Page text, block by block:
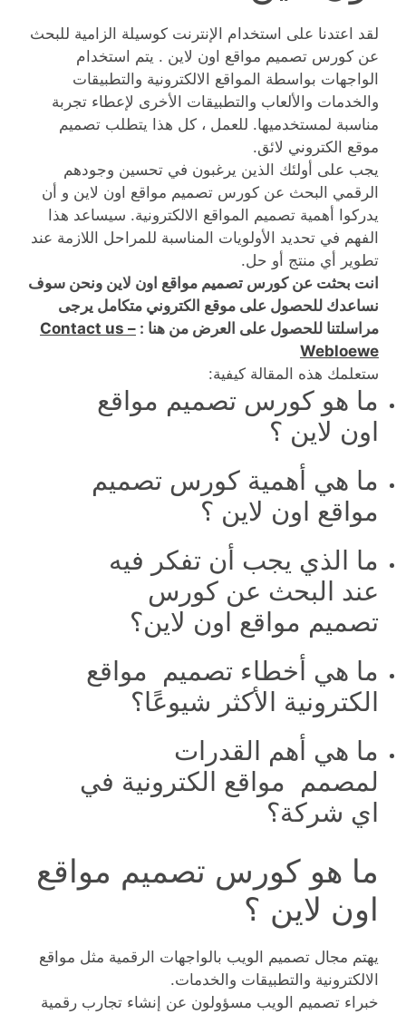
لقد اعتدنا على استخدام الإنترنت كوسيلة الزامية للبحث
عن كورس تصميم مواقع اون لاين . يتم استخدام
الواجهات بواسطة المواقع الالكترونية والتطبيقات
والخدمات والألعاب والتطبيقات الأخرى لإعطاء تجربة
مناسبة لمستخدميها. للعمل ، كل هذا يتطلب تصميم
موقع الكتروني لائق.
يجب على أولئك الذين يرغبون في تحسين وجودهم
الرقمي البحث عن كورس تصميم مواقع اون لاين و أن
يدركوا أهمية تصميم المواقع الالكترونية. سيساعد هذا
الفهم في تحديد الأولويات المناسبة للمراحل اللازمة عند
تطوير أي منتج أو حل.
انت بحثت عن كورس تصميم مواقع اون لاين ونحن سوف
نساعدك للحصول على موقع الكتروني متكامل يرجى
مراسلتنا للحصول على العرض من هنا : Contact us –
Webloewe
ستعلمك هذه المقالة كيفية:
ما هو كورس تصميم مواقع
اون لاين ؟
ما هي أهمية كورس تصميم
مواقع اون لاين ؟
ما الذي يجب أن تفكر فيه
عند البحث عن كورس
تصميم مواقع اون لاين؟
ما هي أخطاء تصميم مواقع
الكترونية الأكثر شيوعًا؟
ما هي أهم القدرات
لمصمم مواقع الكترونية في
اي شركة؟
ما هو كورس تصميم مواقع
اون لاين ؟
يهتم مجال تصميم الويب بالواجهات الرقمية مثل مواقع
الالكترونية والتطبيقات والخدمات.
خبراء تصميم الويب مسؤولون عن إنشاء تجارب رقمية